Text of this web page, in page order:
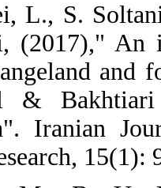
15.
H. Jahanbazi,
drought on
satellite
Protection